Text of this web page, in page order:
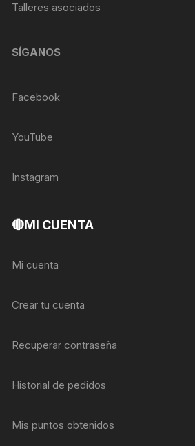
Talleres asociados
SÍGANOS
Facebook
YouTube
Instagram
🔴MI CUENTA
Mi cuenta
Crear tu cuenta
Recuperar contraseña
Historial de pedidos
Mis puntos obtenidos